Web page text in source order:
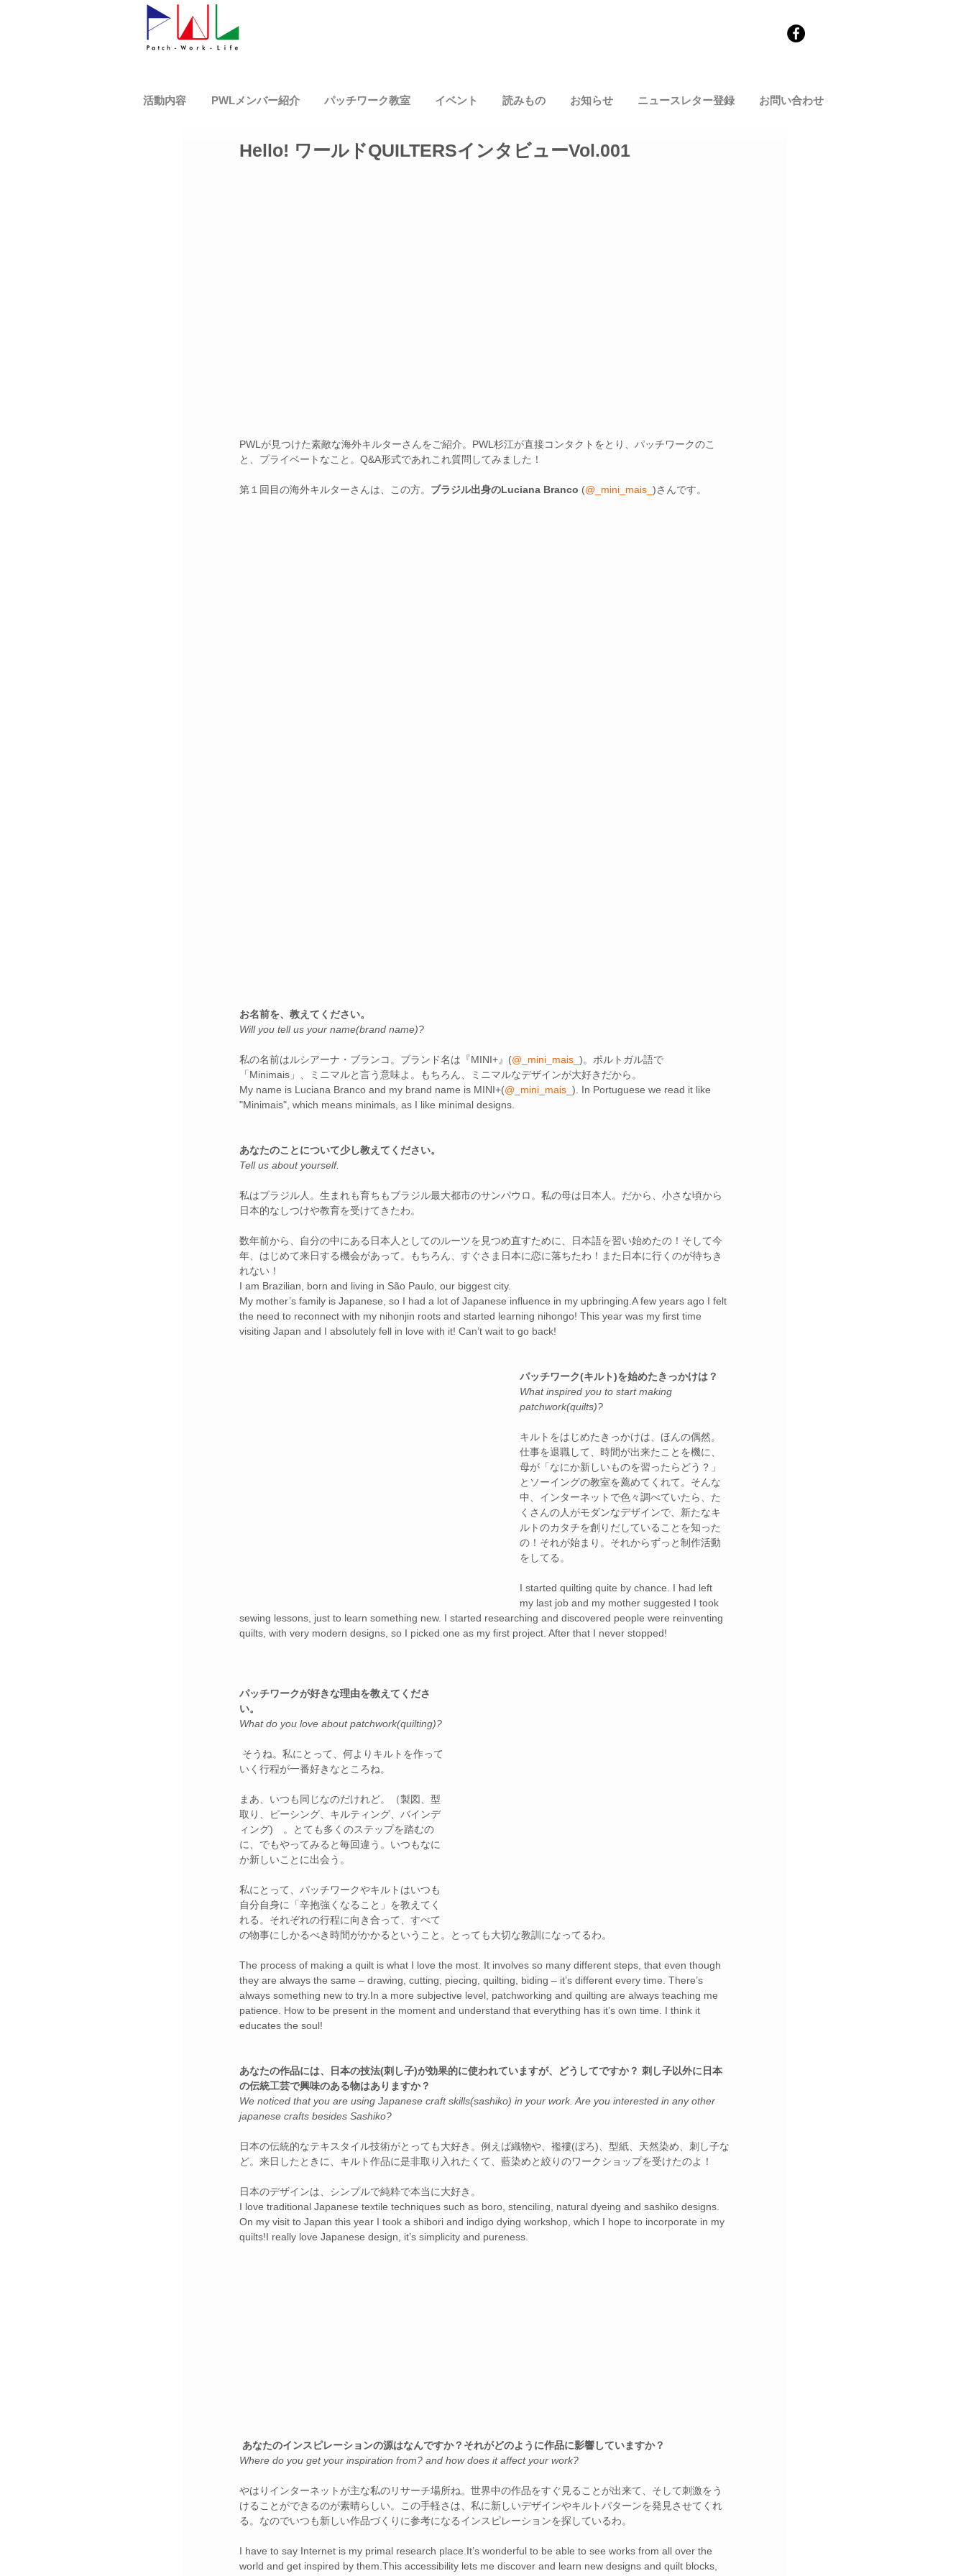
活動内容 PWLメンバー紹介 パッチワーク教室 イベント 読みもの お知らせ ニュースレター登録 お問い合わせ
Hello! ワールドQUILTERSインタビューVol.001
PWLが見つけた素敵な海外キルターさんをご紹介。PWL杉江が直接コンタクトをとり、パッチワークのこ
と、プライベートなこと。Q&A形式であれこれ質問してみました！
第１回目の海外キルターさんは、この方。 ブラジル出身のLuciana Branco (@_mini_mais_ )さんです。
お名前を、教えてください。
Will you tell us your name(brand name)?
私の名前はルシアーナ・ブランコ。ブランド名は『MINI+』(@_mini_mais_ )。ポルトガル語で
「Minimais」、ミニマルと言う意味よ。もちろん、ミニマルなデザインが大好きだから。
My name is Luciana Branco and my brand name is MINI+(@_mini_mais_ ). In Portuguese we read it like
"Minimais", which means minimals, as I like minimal designs.
あなたのことについて少し教えてください。
Tell us about yourself.
私はブラジル人。生まれも育ちもブラジル最大都市のサンパウロ。私の母は日本人。だから、小さな頃から
日本的なしつけや教育を受けてきたわ。
数年前から、自分の中にある日本人としてのルーツを見つめ直すために、日本語を習い始めたの！そして今
年、はじめて来日する機会があって。もちろん、すぐさま日本に恋に落ちたわ！また日本に行くのが待ちき
れない！
I am Brazilian, born and living in São Paulo, our biggest city.
My mother’s family is Japanese, so I had a lot of Japanese influence in my upbringing.A few years ago I felt
the need to reconnect with my nihonjin roots and started learning nihongo! This year was my first time
visiting Japan and I absolutely fell in love with it! Can’t wait to go back!
パッチワーク(キルト)を始めたきっかけは？
What inspired you to start making
patchwork(quilts)?
キルトをはじめたきっかけは、ほんの偶然。
仕事を退職して、時間が出来たことを機に、
母が「なにか新しいものを習ったらどう？」
とソーイングの教室を薦めてくれて。そんな
中、インターネットで色々調べていたら、た
くさんの人がモダンなデザインで、新たなキ
ルトのカタチを創りだしていることを知った
の！それが始まり。それからずっと制作活動
をしてる。
I started quilting quite by chance. I had left
my last job and my mother suggested I took
sewing lessons, just to learn something new. I started researching and discovered people were reinventing
quilts, with very modern designs, so I picked one as my first project. After that I never stopped!
パッチワークが好きな理由を教えてくださ
い。
What do you love about patchwork(quilting)?
いく行程が一番好きなところね。
まあ、いつも同じなのだけれど。（製図、型
取り、ピーシング、キルティング、バインデ
ィング)　。とても多くのステップを踏むの
に、でもやってみると毎回違う。いつもなに
か新しいことに出会う。
私にとって、パッチワークやキルトはいつも
自分自身に「辛抱強くなること」を教えてく
れる。それぞれの行程に向き合って、すべて
の物事にしかるべき時間がかかるということ。とっても大切な教訓になってるわ。
The process of making a quilt is what I love the most. It involves so many different steps, that even though
they are always the same – drawing, cutting, piecing, quilting, biding – it’s different every time. There’s
always something new to try.In a more subjective level, patchworking and quilting are always teaching me
patience. How to be present in the moment and understand that everything has it’s own time. I think it
educates the soul!
あなたの作品には、日本の技法(刺し子)が効果的に使われていますが、どうしてですか？ 刺し子以外に日本
の伝統工芸で興味のある物はありますか？
We noticed that you are using Japanese craft skills(sashiko) in your work. Are you interested in any other
japanese crafts besides Sashiko?
日本の伝統的なテキスタイル技術がとっても大好き。例えば織物や、襤褸(ぼろ)、型紙、天然染め、刺し子な
ど。来日したときに、キルト作品に是非取り入れたくて、藍染めと絞りのワークショップを受けたのよ！
日本のデザインは、シンプルで純粋で本当に大好き。
I love traditional Japanese textile techniques such as boro, stenciling, natural dyeing and sashiko designs.
On my visit to Japan this year I took a shibori and indigo dying workshop, which I hope to incorporate in my
quilts!I really love Japanese design, it’s simplicity and pureness.
あなたのインスピレーションの源はなんですか？それがどのように作品に影響していますか？
Where do you get your inspiration from? and how does it affect your work?
やはりインターネットが主な私のリサーチ場所ね。世界中の作品をすぐ見ることが出来て、そして刺激をう
けることができるのが素晴らしい。この手軽さは、私に新しいデザインやキルトパターンを発見させてくれ
る。なのでいつも新しい作品づくりに参考になるインスピレーションを探しているわ。
I have to say Internet is my primal research place.It’s wonderful to be able to see works from all over the
world and get inspired by them.This accessibility lets me discover and learn new designs and quilt blocks,